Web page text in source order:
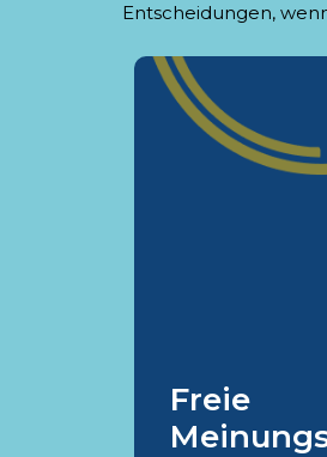
Entscheidungen,
Freie
können, ist